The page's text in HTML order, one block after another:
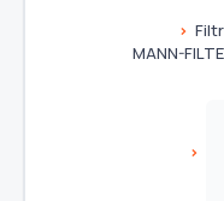
MANN-